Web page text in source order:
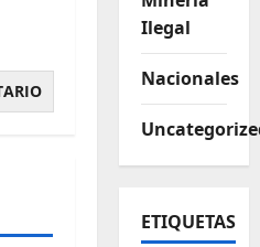
Ilegal
Nacionales
ETIQUETAS